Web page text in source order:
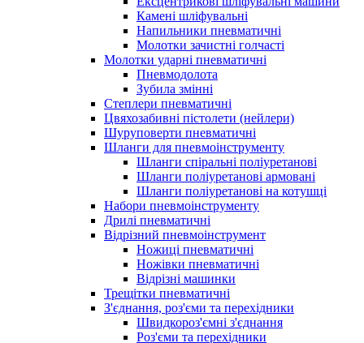
Камені шліфувальні
Напильники пневматичні
Молотки зачистні голчасті
Молотки ударні пневматичні
Пневмодолота
Зубила змінні
Степлери пневматичні
Цвяхозабивні пістолети (нейлери)
Шуруповерти пневматичні
Шланги для пневмоінструменту
Шланги спіральні поліуретанові
Шланги поліуретанові армовані
Шланги поліуретанові на котушці
Набори пневмоінструменту
Дрилі пневматичні
Відрізний пневмоінструмент
Ножиці пневматичні
Ножівки пневматичні
Відрізні машинки
Трещітки пневматичні
З'єднання, роз'єми та перехідники
Швидкороз'ємні з'єднання
Роз'єми та перехідники